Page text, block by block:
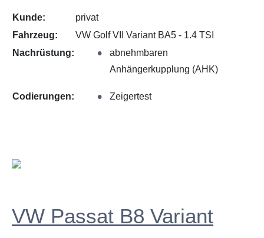
Kunde:
privat
Fahrzeug:
VW Golf VII Variant BA5 - 1.4 TSI
Nachrüstung:
abnehmbaren
Anhängerkupplung (AHK)
Codierungen: Zeigertest
VW Passat B8 Variant